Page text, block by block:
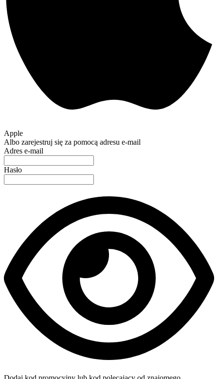
Apple
Albo zarejestruj się za pomocą adresu e-mail
Adres e-mail
Hasło